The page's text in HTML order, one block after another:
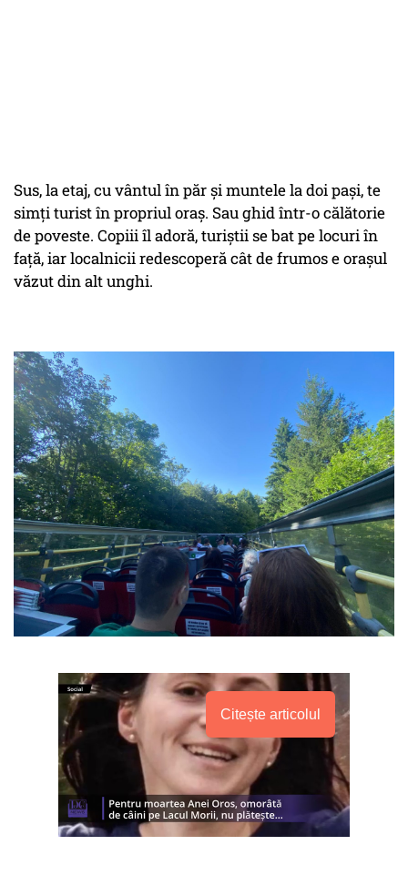
Sus, la etaj, cu vântul în păr și muntele la doi pași, te
simți turist în propriul oraș. Sau ghid într-o călătorie
de poveste. Copiii îl adoră, turiștii se bat pe locuri în
față, iar localnicii redescoperă cât de frumos e orașul
văzut din alt unghi.
Citește articolul